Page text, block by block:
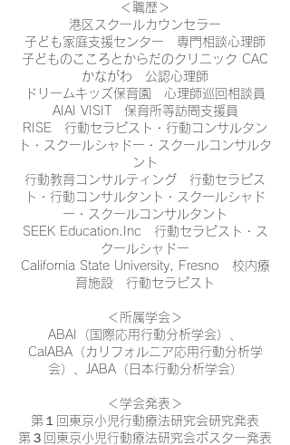
＜職歴＞
港区スクールカウンセラー
子ども家庭支援センター 専門相談心理師
子どものこころとからだのクリニック CAC
かながわ 公認心理師
ドリームキッズ保育園 心理師巡回相談員
AIAI VISIT 保育所等訪問支援員
RISE 行動セラピスト・行動コンサルタン
ト・スクールシャドー・スクールコンサルタ
ント
行動教育コンサルティング 行動セラピス
ト・行動コンサルタント・スクールシャド
ー・スクールコンサルタント
SEEK Education.Inc 行動セラピスト・ス
クールシャドー
California State University, Fresno 校内療
育施設 行動セラピスト
＜所属学会＞
ABAI（国際応用行動分析学会）、
CalABA（カリフォルニア応用行動分析学
会）、JABA（日本行動分析学会）
＜学会発表＞
第１回東京小児行動療法研究会研究発表
第３回東京小児行動療法研究会ポスター発表